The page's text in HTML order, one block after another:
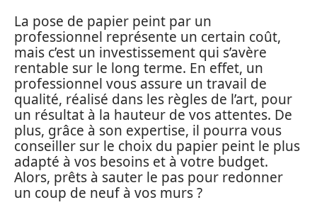
La pose de papier peint par un
professionnel représente un certain coût,
mais c’est un investissement qui s’avère
rentable sur le long terme. En effet, un
professionnel vous assure un travail de
qualité, réalisé dans les règles de l’art, pour
un résultat à la hauteur de vos attentes. De
plus, grâce à son expertise, il pourra vous
conseiller sur le choix du papier peint le plus
adapté à vos besoins et à votre budget.
Alors, prêts à sauter le pas pour redonner
un coup de neuf à vos murs ?